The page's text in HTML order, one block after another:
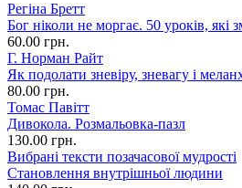
Регіна Бретт
Бог ніколи не моргає. 50 уроків, які
60.00 грн.
Г. Норман Райт
Як подолати зневіру, зневагу і
80.00 грн.
Томас Павітт
Дивокола. Розмальовка-пазл
130.00 грн.
Вибрані тексти позачасової мудрості
Становлення внутрішньої людини